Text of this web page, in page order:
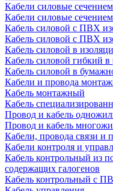
Кабели силовые
Кабели силовые
Кабель силовой с ПВХ
Кабель силовой с ПВХ
Кабель силовой в
Кабель силовой гибкий в
Кабель силовой в
Кабели и провода
Кабель монтажный
Кабель
Провод и кабель
Провод и кабель
Кабели, провода связи и
Кабели контроля и
Кабель контрольный из
содержащих галогенов
Кабель контрольный с